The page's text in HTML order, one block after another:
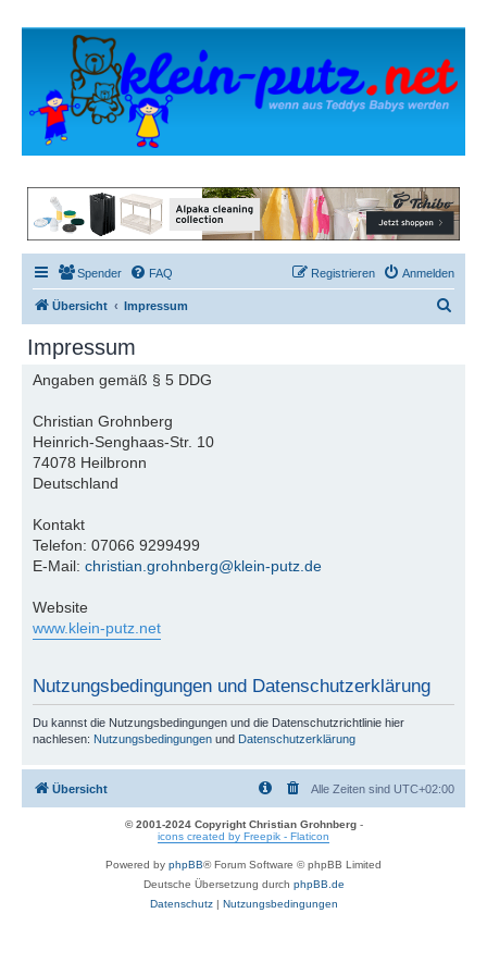
Spender FAQ Anmelden
Registrieren
Übersicht Impressum
Impressum
Angaben gemäß § 5 DDG
Christian Grohnberg
Heinrich-Senghaas-Str. 10
74078 Heilbronn
Deutschland
Kontakt
Telefon: 07066 9299499
E-Mail: christian.grohnberg@klein-putz.de
Website
www.klein-putz.net
Nutzungsbedingungen und Datenschutzerklärung
Du kannst die Nutzungsbedingungen und die Datenschutzrichtlinie hier
nachlesen: Nutzungsbedingungen und Datenschutzerklärung
Übersicht Alle Zeiten sind UTC+02:00
© 2001-2024 Copyright Christian Grohnberg-
icons created by Freepik - Flaticon
Powered by phpBB® Forum Software © phpBB Limited
Deutsche Übersetzung durch phpBB.de
Datenschutz| Nutzungsbedingungen